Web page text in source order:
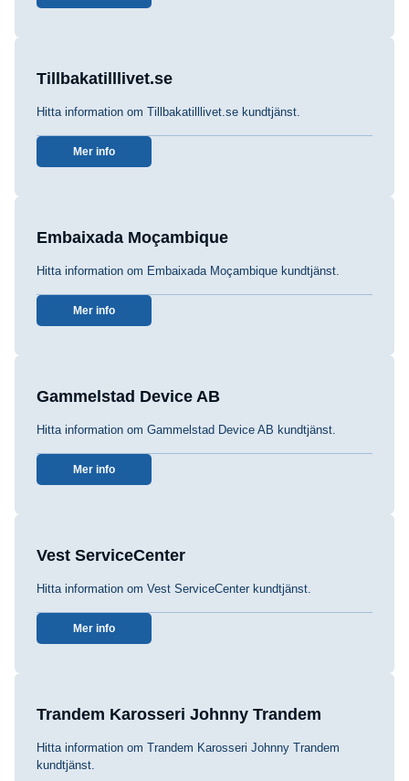
Tillbakatilllivet.se
Hitta information om Tillbakatilllivet.se kundtjänst.
Mer info
Embaixada Moçambique
Hitta information om Embaixada Moçambique kundtjänst.
Mer info
Gammelstad Device AB
Hitta information om Gammelstad Device AB kundtjänst.
Mer info
Vest ServiceCenter
Hitta information om Vest ServiceCenter kundtjänst.
Mer info
Trandem Karosseri Johnny Trandem
Hitta information om Trandem Karosseri Johnny Trandem
kundtjänst.